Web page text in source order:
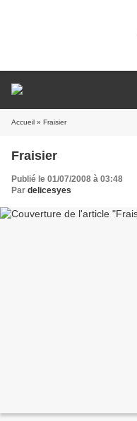
Accueil » Fraisier
Fraisier
Publié le 01/07/2008 à 03:48
Par delicesyes